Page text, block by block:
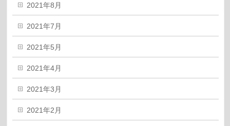
2021年8月
2021年7月
2021年5月
2021年4月
2021年3月
2021年2月